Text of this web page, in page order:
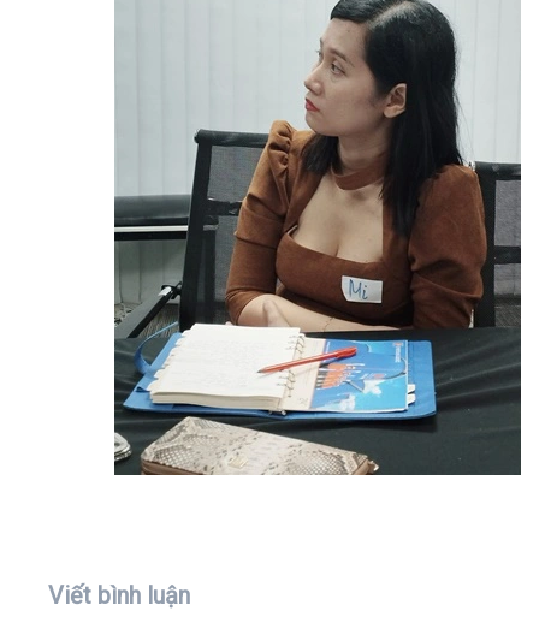
Viết bình luận